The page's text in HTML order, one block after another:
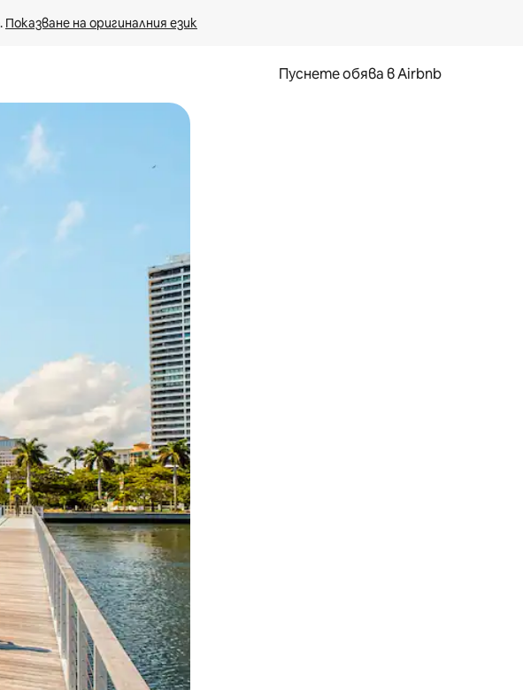
Показване на оригиналния език
Пуснете обява в Airbnb
навигирайте с докосване или плъзгане.